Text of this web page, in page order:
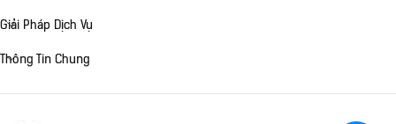
Giải Pháp Dịch Vụ
Thông Tin Chung